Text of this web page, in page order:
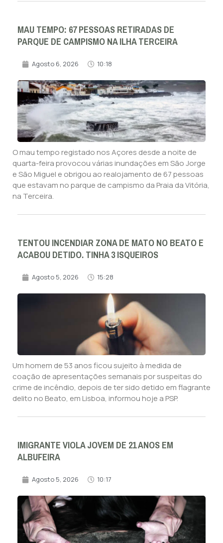
MAU TEMPO: 67 PESSOAS RETIRADAS DE
PARQUE DE CAMPISMO NA ILHA TERCEIRA
Agosto 6, 2026 10:18
O mau tempo registado nos Açores desde a noite de
quarta-feira provocou várias inundações em São Jorge
e São Miguel e obrigou ao realojamento de 67 pessoas
que estavam no parque de campismo da Praia da Vitória,
na Terceira.
TENTOU INCENDIAR ZONA DE MATO NO BEATO E
ACABOU DETIDO. TINHA 3 ISQUEIROS
Agosto 5, 2026 15:28
Um homem de 53 anos ficou sujeito à medida de
coação de apresentações semanais por suspeitas do
crime de incêndio, depois de ter sido detido em flagrante
delito no Beato, em Lisboa, informou hoje a PSP.
IMIGRANTE VIOLA JOVEM DE 21 ANOS EM
ALBUFEIRA
Agosto 5, 2026 10:17